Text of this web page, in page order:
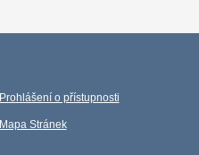
Prohlášení o přístupnosti
Mapa Stránek